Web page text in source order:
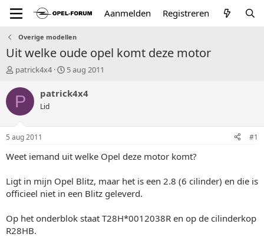
Aanmelden Registreren
Overige modellen
Uit welke oude opel komt deze motor
T
p
a
r
r
patrick4x4
S
a
u
5 aug 2011
P patrick4x4
Lid
5 aug 2011 #1
Weet iemand uit welke Opel deze motor komt?
Ligt in mijn Opel Blitz, maar het is een 2.8 (6 cilinder) en die is
officieel niet in een Blitz geleverd.
Op het onderblok staat T28H*0012038R en op de cilinderkop
R28HB.